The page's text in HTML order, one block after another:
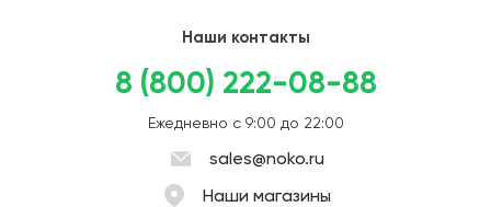
Наши контакты
8 (800) 222-08-88
Ежедневно с 9:00 до 22:00
sales@noko.ru
Наши магазины